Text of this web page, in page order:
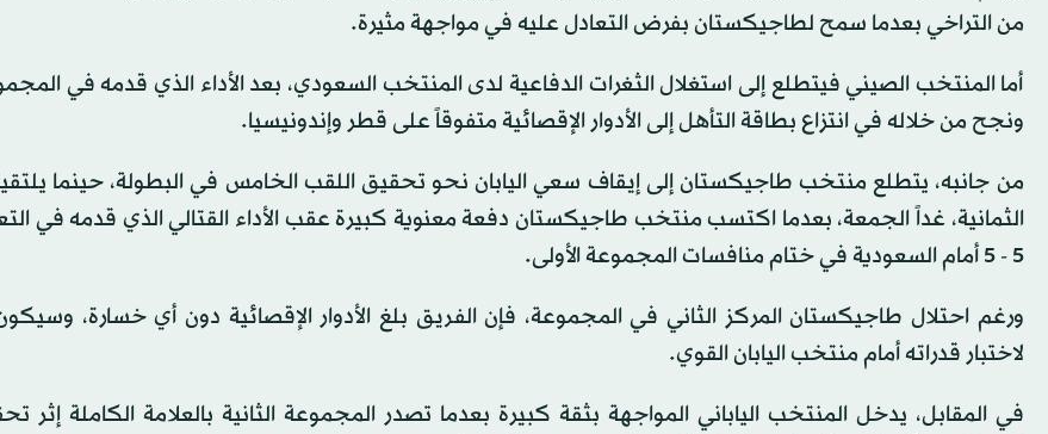
من التراخي بعدما سمح لطاجيكستان بفرض التعادل عليه في مواجهة مثيرة.
أما المنتخب الصيني فيتطلع إلى استغلال الثغرات الدفاعية لدى المنتخب السعودي، بعد الأداء الذي قدمه في
ونجح من خلاله في انتزاع بطاقة التأهل إلى الأدوار الإقصائية متفوقاً على قطر وإندونيسيا.
من جانبه، يتطلع منتخب طاجيكستان إلى إيقاف سعي اليابان نحو تحقيق اللقب الخامس في البطولة، حينما
الثمانية، غداً الجمعة، بعدما اكتسب منتخب طاجيكستان دفعة معنوية كبيرة عقب الأداء القتالي الذي قدمه في
5 - 5 أمام السعودية في ختام منافسات المجموعة الأولى.
ورغم احتلال طاجيكستان المركز الثاني في المجموعة، فإن الفريق بلغ الأدوار الإقصائية دون أي خسارة،
لاختبار قدراته أمام منتخب اليابان القوي.
في المقابل، يدخل المنتخب الياباني المواجهة بثقة كبيرة بعدما تصدر المجموعة الثانية بالعلامة الكاملة إثر